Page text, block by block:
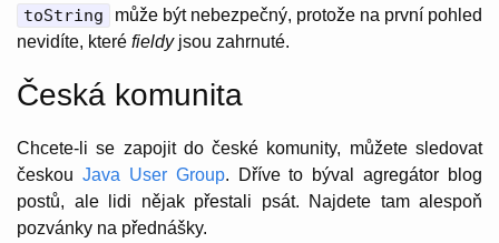
toString
může být nebezpečný, protože na první pohled
nevidíte, které fieldyjsou zahrnuté.
Česká komunita
Chcete-li se zapojit do české komunity, můžete sledovat
českou Java User Group. Dříve to býval agregátor blog
postů, ale lidi nějak přestali psát. Najdete tam alespoň
pozvánky na přednášky.